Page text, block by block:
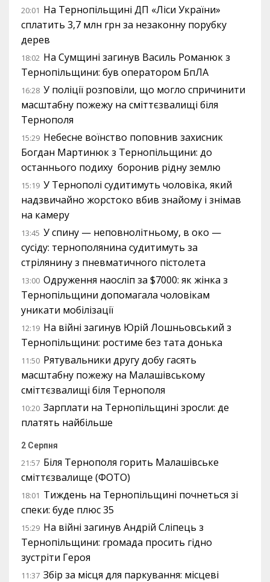
20:01 На Тернопільщині ДП «Ліси України»
сплатить 3,7 млн грн за незаконну порубку
дерев
18:02 На Сумщині загинув Василь Романюк з
Тернопільщини: був оператором БпЛА
16:28 У поліції розповіли, що могло спричинити
масштабну пожежу на сміттєзвалищі біля
Тернополя
15:29 Небесне воїнство поповнив захисник
Богдан Мартинюк з Тернопільщини: до
останнього подиху боронив рідну землю
15:19 У Тернополі судитимуть чоловіка, який
надзвичайно жорстоко вбив знайому і знімав
на камеру
13:45 У спину — неповнолітньому, в око —
сусіду: тернополянина судитимуть за
стрілянину з пневматичного пістолета
13:00 Одруження наосліп за $7000: як жінка з
Тернопільщини допомагала чоловікам
уникати мобілізації
12:19 На війні загинув Юрій Лошньовський з
Тернопільщини: ростиме без тата донька
11:50 Рятувальники другу добу гасять
масштабну пожежу на Малашівському
сміттєзвалищі біля Тернополя
10:20 Зарплати на Тернопільщині зросли: де
платять найбільше
2 Серпня
21:57 Біля Тернополя горить Малашівське
сміттєзвалище (ФОТО)
18:01 Тиждень на Тернопільщині почнеться зі
спеки: буде плюс 35
15:29 На війні загинув Андрій Сліпець з
Тернопільщини: громада просить гідно
зустріти Героя
11:37 Збір за місця для паркування: місцеві